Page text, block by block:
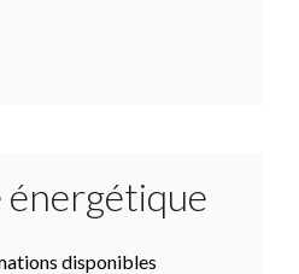
énergétique
disponibles